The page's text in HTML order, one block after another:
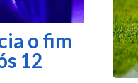
o fim
12